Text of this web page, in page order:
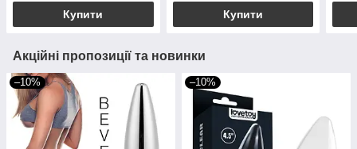
Купити Купити
Акційні пропозиції та новинки
–10% –10%